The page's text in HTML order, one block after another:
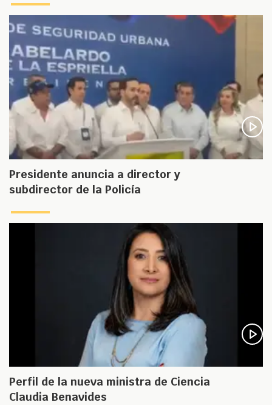
Presidente anuncia a director y
subdirector de la Policía
Perfil de la nueva ministra de Ciencia
Claudia Benavides